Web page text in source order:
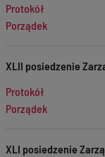
Protokół
Porządek
XLII posiedzenie
Protokół
Porządek
XLI posiedzenie